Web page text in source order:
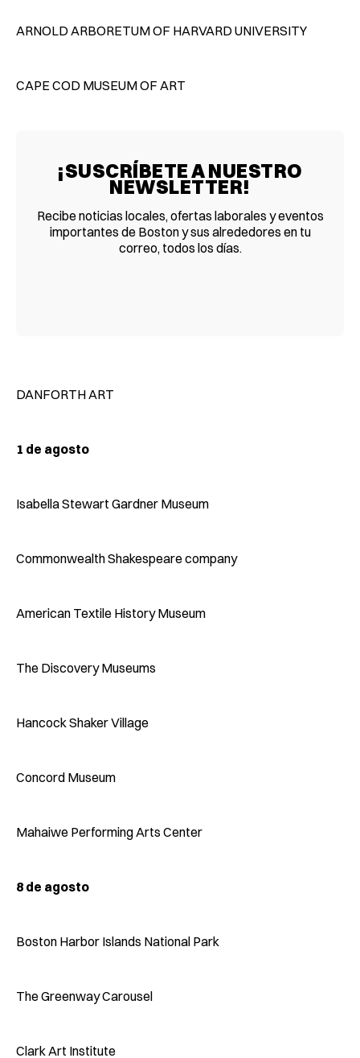
ARNOLD ARBORETUM OF HARVARD UNIVERSITY
CAPE COD MUSEUM OF ART
¡SUSCRÍBETE A NUESTRO
NEWSLETTER!
Recibe noticias locales, ofertas laborales y eventos
importantes de Boston y sus alrededores en tu
correo, todos los días.
DANFORTH ART
1 de agosto
Isabella Stewart Gardner Museum
Commonwealth Shakespeare company
American Textile History Museum
The Discovery Museums
Hancock Shaker Village
Concord Museum
Mahaiwe Performing Arts Center
8 de agosto
Boston Harbor Islands National Park
The Greenway Carousel
Clark Art Institute